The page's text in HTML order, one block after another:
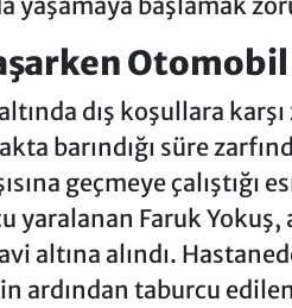
Otomobil
dış koşullara
barındığı süre
geçmeye çalıştığı
yaralanan Faruk
altına alındı.
ardından taburcu